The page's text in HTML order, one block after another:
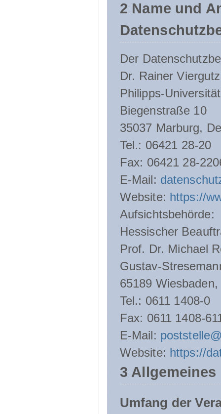
2 Name und
Der
Dr. Rainer Viergutz
Philipps-
Biegenstraße 10
35037 Marburg,
Tel.: 06421 28-20
Fax: 06421 28-
E-Mail:
Website: https://
Aufsichtsbehörde:
Hessischer
Prof. Dr. Michael
Gustav-
65189
Tel.: 0611 1408-0
Fax: 0611 1408-
E-Mail:
Website: https://
3
Umfang der